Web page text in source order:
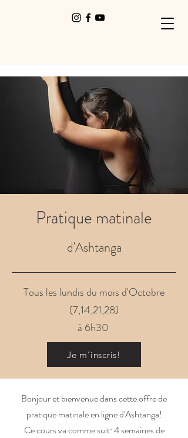
Pratique matinale
d'Ashtanga
Tous les lundis du mois d'Octobre
(7,14,21,28)
à 6h30
Je m'inscris!
Bonjour et bienvenue dans cette offre de
pratique matinale en ligne d'Ashtanga!
Ce cours va comme suit: 4 semaines de